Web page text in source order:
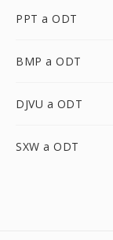
PPT a ODT
BMP a ODT
DJVU a ODT
SXW a ODT